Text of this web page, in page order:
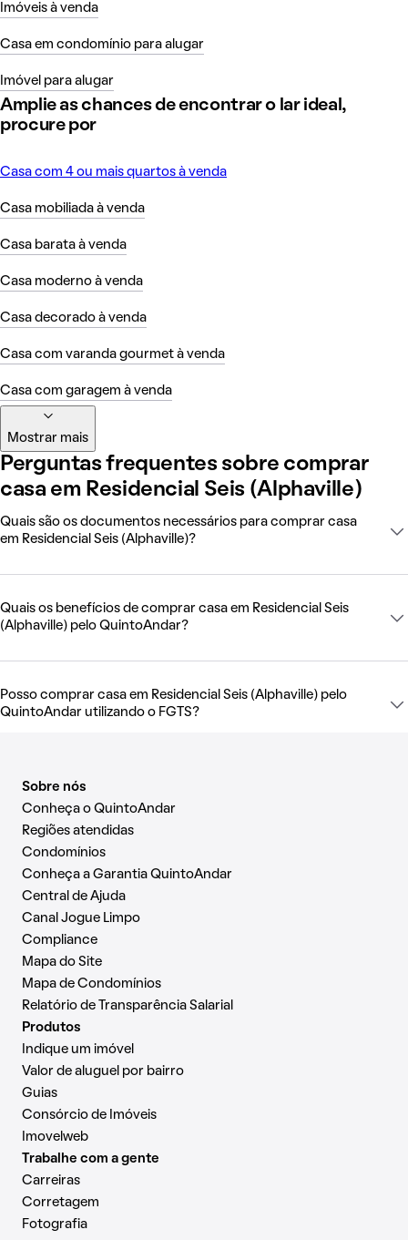
Imóveis à venda
Casa em condomínio para alugar
Imóvel para alugar
Amplie as chances de encontrar o lar ideal,
procure por
Casa com 4 ou mais quartos à venda
Casa mobiliada à venda
Casa barata à venda
Casa moderno à venda
Casa decorado à venda
Casa com varanda gourmet à venda
Casa com garagem à venda
Mostrar mais
Perguntas frequentes sobre comprar
casa em Residencial Seis (Alphaville)
Quais são os documentos necessários para comprar casa
em Residencial Seis (Alphaville)?
Quais os benefícios de comprar casa em Residencial Seis
(Alphaville) pelo QuintoAndar?
Posso comprar casa em Residencial Seis (Alphaville) pelo
QuintoAndar utilizando o FGTS?
Sobre nós
Conheça o QuintoAndar
Regiões atendidas
Condomínios
Conheça a Garantia QuintoAndar
Central de Ajuda
Canal Jogue Limpo
Compliance
Mapa do Site
Mapa de Condomínios
Relatório de Transparência Salarial
Produtos
Indique um imóvel
Valor de aluguel por bairro
Guias
Consórcio de Imóveis
Imovelweb
Trabalhe com a gente
Carreiras
Corretagem
Fotografia